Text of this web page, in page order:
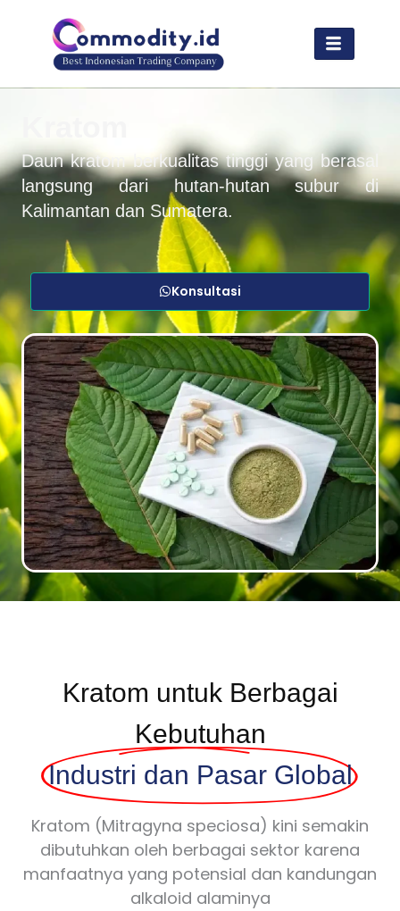
Daun kratom berkualitas tinggi yang berasal
langsung dari hutan-hutan subur di
Kalimantan dan Sumatera.
Konsultasi
Kratom untuk Berbagai
Kebutuhan
Industri dan Pasar Global
Kratom (Mitragyna speciosa) kini semakin
dibutuhkan oleh berbagai sektor karena
manfaatnya yang potensial dan kandungan
alkaloid alaminya